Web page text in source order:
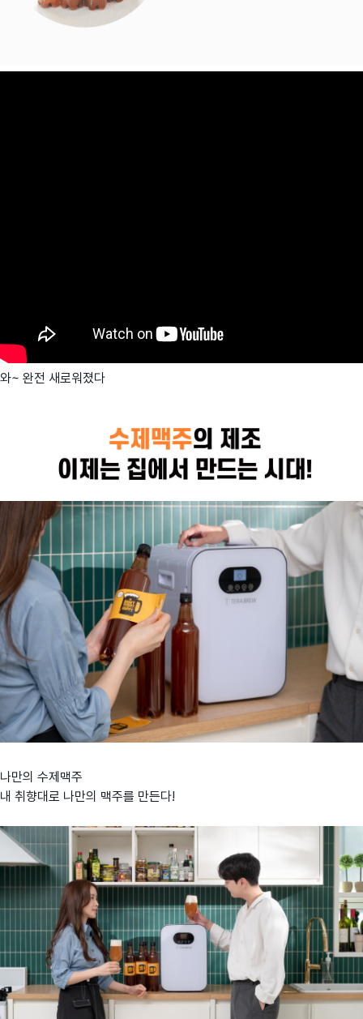
와~ 완전 새로워졌다
나만의 수제맥주
내 취향대로 나만의 맥주를 만든다!